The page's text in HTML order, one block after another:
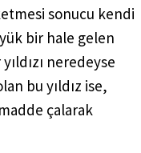
sonucu kendi
bir hale gelen
neredeyse
bu yıldız ise,
çalarak